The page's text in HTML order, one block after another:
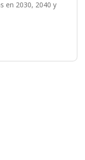
en 2030, 2040 y